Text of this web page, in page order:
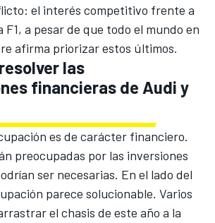
el interés competitivo frente a
F1, a pesar de que todo el mundo en
afirma priorizar estos últimos.
las
financieras de Audi y
es de carácter financiero.
preocupadas por las inversiones
ser necesarias. En el lado del
parece solucionable. Varios
el chasis de este año a la